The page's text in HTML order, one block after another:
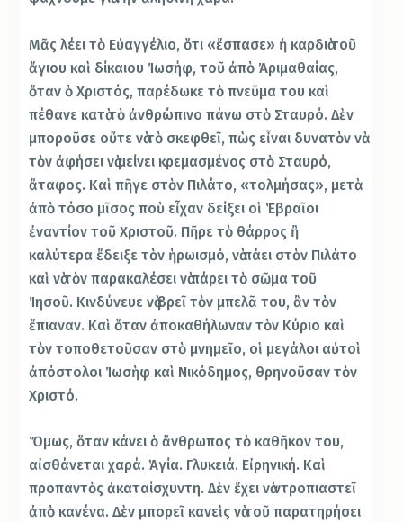
Μᾶς λέει τὸ Εὐαγγέλιο, ὅτι «ἔσπασε» ἡ καρδιὰ τοῦ
ἅγιου καὶ δίκαιου Ἰωσήφ, τοῦ ἀπὸ Ἀριμαθαίας,
ὅταν ὁ Χριστός, παρέδωκε τὸ πνεῦμα του καὶ
πέθανε κατὰ τὸ ἀνθρώπινο πάνω στὸ Σταυρό. Δὲν
μποροῦσε οὔτε νὰ τὸ σκεφθεῖ, πὼς εἶναι δυνατὸν νὰ
τὸν ἀφήσει νὰ μείνει κρεμασμένος στὸ Σταυρό,
ἄταφος. Καὶ πῆγε στὸν Πιλάτο, «τολμήσας», μετὰ
ἀπὸ τόσο μῖσος ποὺ εἶχαν δείξει οἱ Ἑβραῖοι
ἐναντίον τοῦ Χριστοῦ. Πῆρε τὸ θάρρος ἢ
καλύτερα ἔδειξε τὸν ἡρωισμό, νὰ πάει στὸν Πιλάτο
καὶ νὰ τὸν παρακαλέσει νὰ πάρει τὸ σῶμα τοῦ
Ἰησοῦ. Κινδύνευε νὰ βρεῖ τὸν μπελᾶ του, ἂν τὸν
ἔπιαναν. Καὶ ὅταν ἀποκαθήλωναν τὸν Κύριο καὶ
τὸν τοποθετοῦσαν στὸ μνημεῖο, οἱ μεγάλοι αὐτοὶ
ἀπόστολοι Ἰωσὴφ καὶ Νικόδημος, θρηνοῦσαν τὸν
Χριστό.
Ὅμως, ὅταν κάνει ὁ ἄνθρωπος τὸ καθῆκον του,
αἰσθάνεται χαρά. Ἁγία. Γλυκειά. Εἰρηνική. Καὶ
προπαντὸς ἀκαταίσχυντη. Δὲν ἔχει νὰ ντροπιαστεῖ
ἀπὸ κανένα. Δὲν μπορεῖ κανεὶς νὰ τοῦ παρατηρήσει